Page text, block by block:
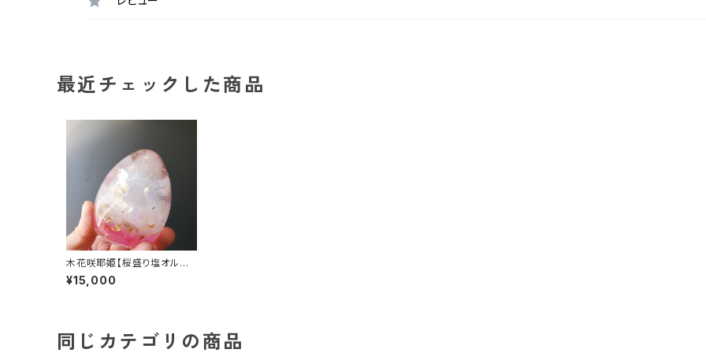
最近チェックした商品
木花咲耶姫【桜盛り塩オルゴ
ナイト】
¥15,000
同じカテゴリの商品